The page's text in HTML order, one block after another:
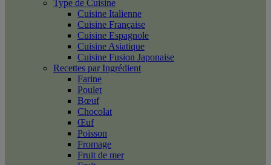
Type de Cuisine
Cuisine Italienne
Cuisine Française
Cuisine Espagnole
Cuisine Asiatique
Cuisine Fusion Japonaise
Recettes par Ingrédient
Farine
Poulet
Bœuf
Chocolat
Œuf
Poisson
Fromage
Fruit de mer